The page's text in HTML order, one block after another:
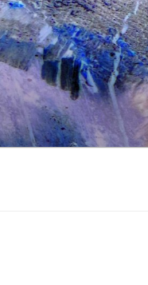
Siirry
sisältöön